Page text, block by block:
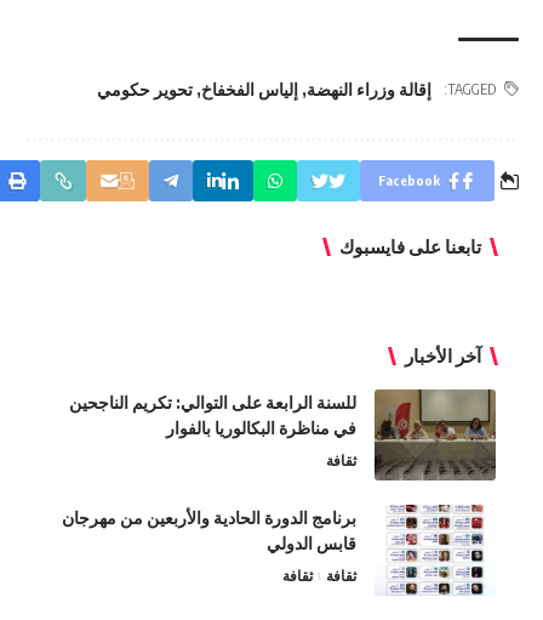
TAGGED: إقالة وزراء النهضة,إلياس الفخفاخ,تحوير حكومي
Facebook
تابعنا على فايسبوك
آخر الأخبار
للسنة الرابعة على التوالي: تكريم الناجحين
في مناظرة البكالوريا بالفوار
ثقافة
برنامج الدورة الحادية والأربعين من مهرجان
قابس الدولي
ثقافة ثقافة